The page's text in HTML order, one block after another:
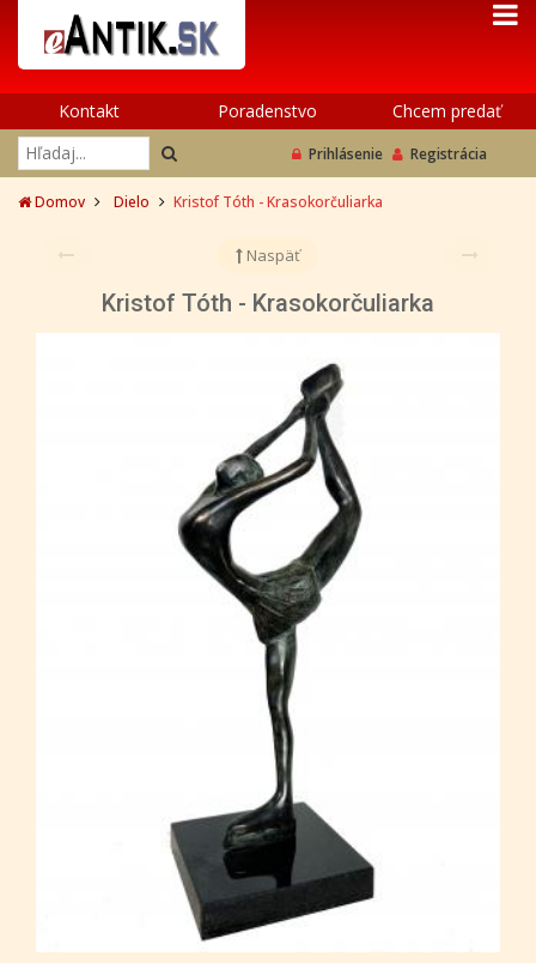
Kontakt Poradenstvo Chcem predať
Prihlásenie Registrácia
Domov Dielo Kristof Tóth - Krasokorčuliarka
Naspäť
Kristof Tóth - Krasokorčuliarka